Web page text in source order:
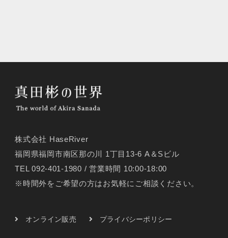
株式会社 HaseRiver
福岡県福岡市南区那の川 1丁目13-6 A＆Sビル
TEL 092-401-1980 / 営業時間 10:00-18:00
※時間外をご希望の方はお気軽にご相談ください。
オンライン販売 プライバシーポリシー